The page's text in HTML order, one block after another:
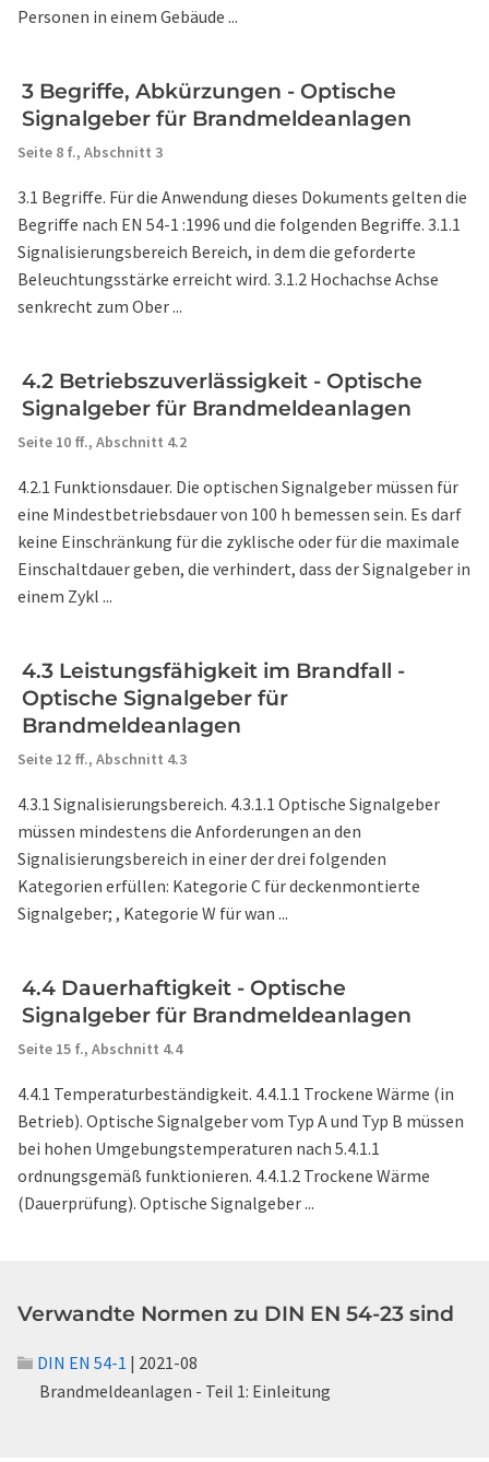
Personen in einem Gebäude ...
3 Begriffe, Abkürzungen - Optische
Signalgeber für Brandmeldeanlagen
Seite 8 f., Abschnitt 3
3.1 Begriffe. Für die Anwendung dieses Dokuments gelten die
Begriffe nach EN 54-1 :1996 und die folgenden Begriffe. 3.1.1
Signalisierungsbereich Bereich, in dem die geforderte
Beleuchtungsstärke erreicht wird. 3.1.2 Hochachse Achse
senkrecht zum Ober ...
4.2 Betriebszuverlässigkeit - Optische
Signalgeber für Brandmeldeanlagen
Seite 10 ff., Abschnitt 4.2
4.2.1 Funktionsdauer. Die optischen Signalgeber müssen für
eine Mindestbetriebsdauer von 100 h bemessen sein. Es darf
keine Einschränkung für die zyklische oder für die maximale
Einschaltdauer geben, die verhindert, dass der Signalgeber in
einem Zykl ...
4.3 Leistungsfähigkeit im Brandfall -
Optische Signalgeber für
Brandmeldeanlagen
Seite 12 ff., Abschnitt 4.3
4.3.1 Signalisierungsbereich. 4.3.1.1 Optische Signalgeber
müssen mindestens die Anforderungen an den
Signalisierungsbereich in einer der drei folgenden
Kategorien erfüllen: Kategorie C für deckenmontierte
Signalgeber; , Kategorie W für wan ...
4.4 Dauerhaftigkeit - Optische
Signalgeber für Brandmeldeanlagen
Seite 15 f., Abschnitt 4.4
4.4.1 Temperaturbeständigkeit. 4.4.1.1 Trockene Wärme (in
Betrieb). Optische Signalgeber vom Typ A und Typ B müssen
bei hohen Umgebungstemperaturen nach 5.4.1.1
ordnungsgemäß funktionieren. 4.4.1.2 Trockene Wärme
(Dauerprüfung). Optische Signalgeber ...
Verwandte Normen zu DIN EN 54-23 sind
DIN EN 54-1 | 2021-08
Brandmeldeanlagen - Teil 1: Einleitung